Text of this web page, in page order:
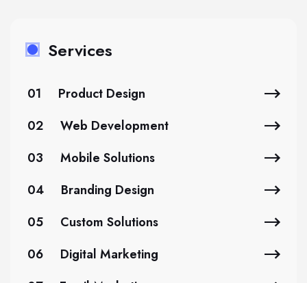
Services
01
Product Design
02
Web Development
03
Mobile Solutions
04
Branding Design
05
Custom Solutions
06
Digital Marketing